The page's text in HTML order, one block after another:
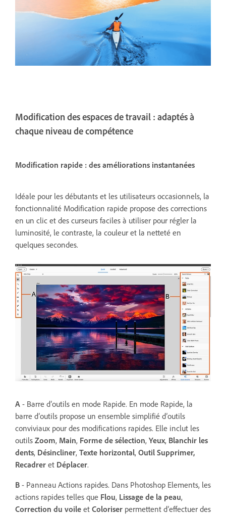
Modification des espaces de travail : adaptés à
chaque niveau de compétence
Modification rapide : des améliorations instantanées
Idéale pour les débutants et les utilisateurs occasionnels, la
fonctionnalité Modification rapide propose des corrections
en un clic et des curseurs faciles à utiliser pour régler la
luminosité, le contraste, la couleur et la netteté en
quelques secondes.
A - Barre d’outils en mode Rapide. En mode Rapide, la
barre d’outils propose un ensemble simplifié d’outils
conviviaux pour des modifications rapides. Elle inclut les
outils Zoom, Main, Forme de sélection, Yeux, Blanchir les
dents, Désincliner, Texte horizontal, Outil Supprimer,
Recadrer et Déplacer.
B - Panneau Actions rapides. Dans Photoshop Elements, les
actions rapides telles que Flou, Lissage de la peau,
Correction du voile et Coloriser permettent d’effectuer des